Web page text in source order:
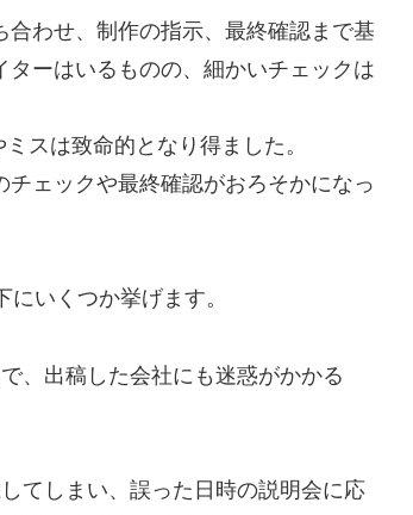
わせ、制作の指示、最終確認まで基
ーはいるものの、細かいチェックは
スは致命的となり得ました。
ェックや最終確認がおろそかになっ
いくつか挙げます。
、出稿した会社にも迷惑がかかる
てしまい、誤った日時の説明会に応